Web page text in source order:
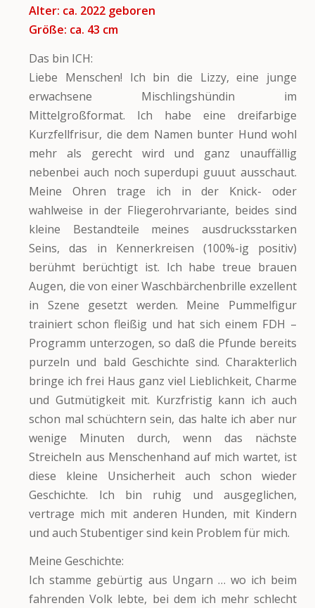
Alter: ca. 2022 geboren
Größe: ca. 43 cm
Das bin ICH:
Liebe Menschen! Ich bin die Lizzy, eine junge
erwachsene Mischlingshündin im
Mittelgroßformat. Ich habe eine dreifarbige
Kurzfellfrisur, die dem Namen bunter Hund wohl
mehr als gerecht wird und ganz unauffällig
nebenbei auch noch superdupi guuut ausschaut.
Meine Ohren trage ich in der Knick- oder
wahlweise in der Fliegerohrvariante, beides sind
kleine Bestandteile meines ausdrucksstarken
Seins, das in Kennerkreisen (100%-ig positiv)
berühmt berüchtigt ist. Ich habe treue brauen
Augen, die von einer Waschbärchenbrille exzellent
in Szene gesetzt werden. Meine Pummelfigur
trainiert schon fleißig und hat sich einem FDH –
Programm unterzogen, so daß die Pfunde bereits
purzeln und bald Geschichte sind. Charakterlich
bringe ich frei Haus ganz viel Lieblichkeit, Charme
und Gutmütigkeit mit. Kurzfristig kann ich auch
schon mal schüchtern sein, das halte ich aber nur
wenige Minuten durch, wenn das nächste
Streicheln aus Menschenhand auf mich wartet, ist
diese kleine Unsicherheit auch schon wieder
Geschichte. Ich bin ruhig und ausgeglichen,
vertrage mich mit anderen Hunden, mit Kindern
und auch Stubentiger sind kein Problem für mich.
Meine Geschichte:
Ich stamme gebürtig aus Ungarn … wo ich beim
fahrenden Volk lebte, bei dem ich mehr schlecht